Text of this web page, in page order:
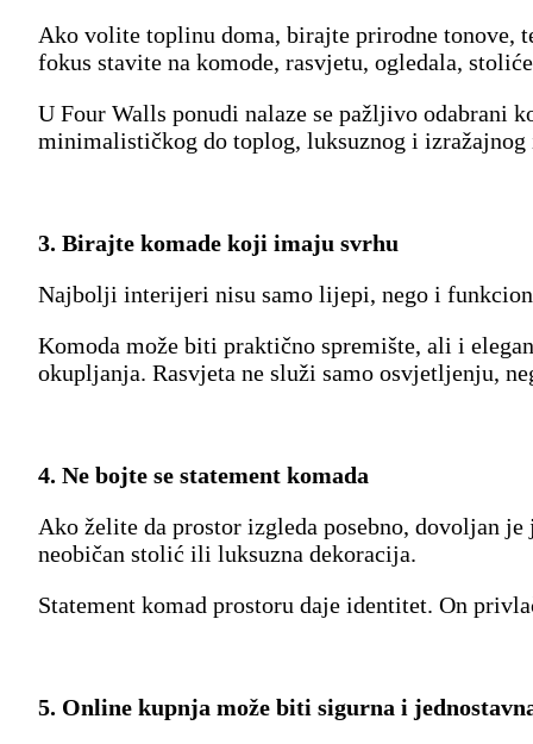
Ako volite toplinu doma, birajte prirodne tonove,
fokus stavite na komode, rasvjetu, ogledala,
U Four Walls ponudi nalaze se pažljivo odabrani
minimalističkog do toplog, luksuznog i
3. Birajte komade koji imaju svrhu
Najbolji interijeri nisu samo lijepi, nego i
Komoda može biti praktično spremište, ali i
okupljanja. Rasvjeta ne služi samo osvjetljenju,
4. Ne bojte se statement komada
Ako želite da prostor izgleda posebno, dovoljan
neobičan stolić ili luksuzna dekoracija.
Statement komad prostoru daje identitet. On
5. Online kupnja može biti sigurna i